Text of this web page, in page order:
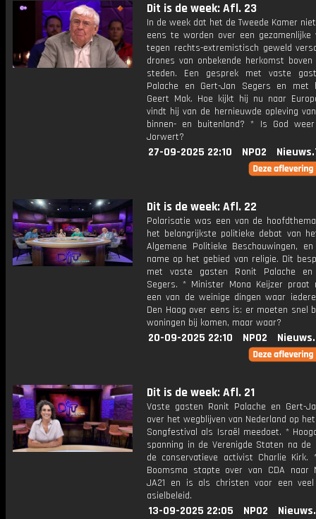
Dit is de week: Afl. 23
In de week dat het de Tweede Kamer
eens te worden over een gezamenlijke
tegen rechts-extremistisch geweld
drones van onbekende herkomst boven
steden. Een gesprek met vaste
Palache en Gert-Jan Segers en met
Geert Mak. Hoe kijkt hij nu naar
vindt hij van de hernieuwde opleving
binnen- en buitenland? * Is God
Jorwert?
27-09-2025 22:10 NPO2
Dit is de week: Afl. 22
Polarisatie was een van de
het belangrijkste politieke debat van
Algemene Politieke Beschouwingen,
name op het gebied van religie. Dit
met vaste gasten Ronit Palache en
Segers. * Minister Mona Keijzer praat
een van de weinige dingen waar
Den Haag over eens is: er moeten snel
woningen bij komen, maar waar?
20-09-2025 22:10 NPO2
Dit is de week: Afl. 21
Vaste gasten Ronit Palache en Gert-
over het wegblijven van Nederland op
Songfestival als Israël meedoet. *
spanning in de Verenigde Staten na de
de conservatieve activist Charlie Kirk.
Boomsma stapte over van CDA naar
JA21 en is als christen voor een
asielbeleid.
13-09-2025 22:05 NPO2